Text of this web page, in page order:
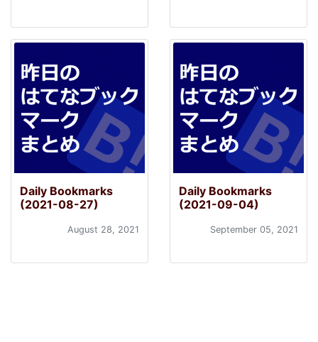
Daily Bookmarks
(2021-08-27)
August 28, 2021
Daily Bookmarks
(2021-09-04)
September 05, 2021